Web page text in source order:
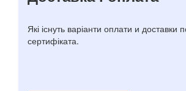
Які існуть варіанти оплати и доставки
сертифіката.